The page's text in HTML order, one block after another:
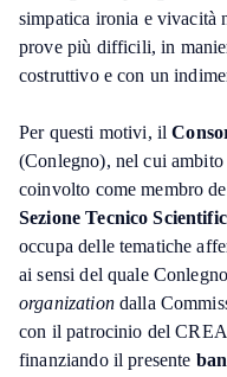
simpatica ironia e vivacità
prove più difficili, in
costruttivo e con un
Per questi motivi, il
(Conlegno), nel cui
coinvolto come membro
Sezione Tecnico
occupa delle tematiche
ai sensi del quale
organizationdalla
con il patrocinio del
finanziando il presente